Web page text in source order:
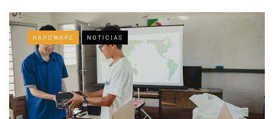
HARDWARE NOTICIAS